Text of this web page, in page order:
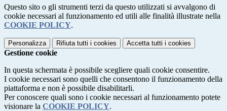
Questo sito o gli strumenti terzi da questo utilizzati si avvalgono di
cookie necessari al funzionamento ed utili alle finalità illustrate nella
COOKIE POLICY.
Personalizza Rifiuta tutti i cookies Accetta tutti i cookies
Gestione cookie
In questa schermata è possibile scegliere quali cookie consentire.
I cookie necessari sono quelli che consentono il funzionamento della
piattaforma e non è possibile disabilitarli.
Per conoscere quali sono i cookie necessari al funzionamento potete
visionare la COOKIE POLICY.